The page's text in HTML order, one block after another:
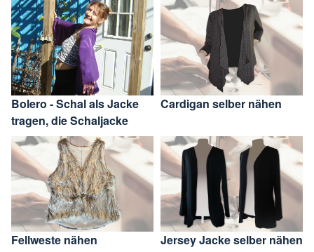
Bolero - Schal als Jacke
tragen, die Schaljacke
Cardigan selber nähen
Fellweste nähen Jersey Jacke selber nähen